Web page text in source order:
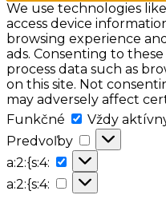
We use technologies
access device
browsing experience
ads. Consenting to
process data such as
on this site. Not
may adversely affect
Funkčné
Funkčné
Vždy
Predvoľby
Predvoľby
a:2:{s:4:
a:2:
{s:4:
a:2:{s:4:
a:2:
{s:4: